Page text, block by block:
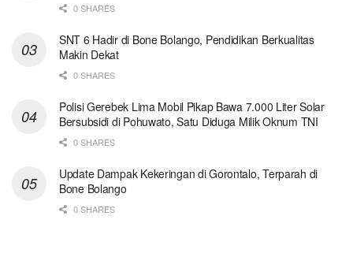
0 SHARES
SNT 6 Hadir di Bone Bolango, Pendidikan Berkualitas
Makin Dekat
0 SHARES
Polisi Gerebek Lima Mobil Pikap Bawa 7.000 Liter Solar
Bersubsidi di Pohuwato, Satu Diduga Milik Oknum TNI
0 SHARES
Update Dampak Kekeringan di Gorontalo, Terparah di
Bone Bolango
0 SHARES